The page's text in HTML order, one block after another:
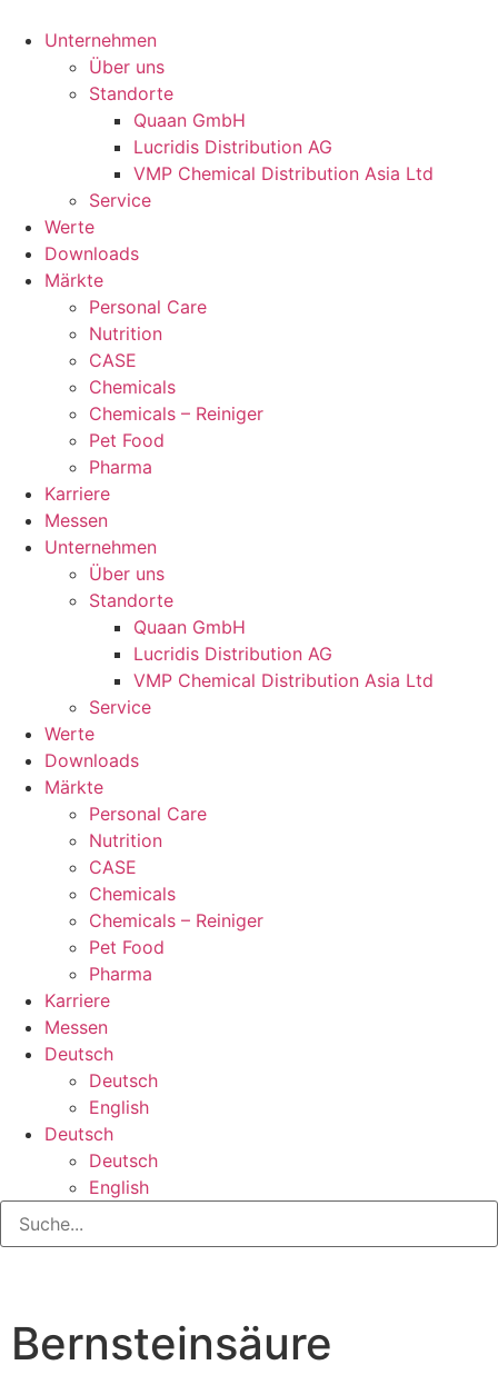
Unternehmen
Über uns
Standorte
Quaan GmbH
Lucridis Distribution AG
VMP Chemical Distribution Asia Ltd
Service
Werte
Downloads
Märkte
Personal Care
Nutrition
CASE
Chemicals
Chemicals – Reiniger
Pet Food
Pharma
Karriere
Messen
Unternehmen
Über uns
Standorte
Quaan GmbH
Lucridis Distribution AG
VMP Chemical Distribution Asia Ltd
Service
Werte
Downloads
Märkte
Personal Care
Nutrition
CASE
Chemicals
Chemicals – Reiniger
Pet Food
Pharma
Karriere
Messen
Deutsch
Deutsch
English
Deutsch
Deutsch
English
Bernsteinsäure